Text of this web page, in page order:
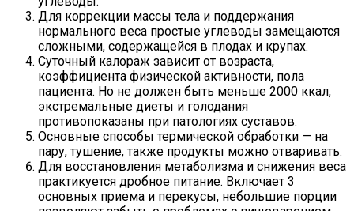
Для коррекции массы тела и поддержания
нормального веса простые углеводы замещаются
сложными, содержащейся в плодах и крупах.
Суточный калораж зависит от возраста,
коэффициента физической активности, пола
пациента. Но не должен быть меньше 2000 ккал,
экстремальные диеты и голодания
противопоказаны при патологиях суставов.
Основные способы термической обработки — на
пару, тушение, также продукты можно отваривать.
Для восстановления метаболизма и снижения веса
практикуется дробное питание. Включает 3
основных приема и перекусы, небольшие порции